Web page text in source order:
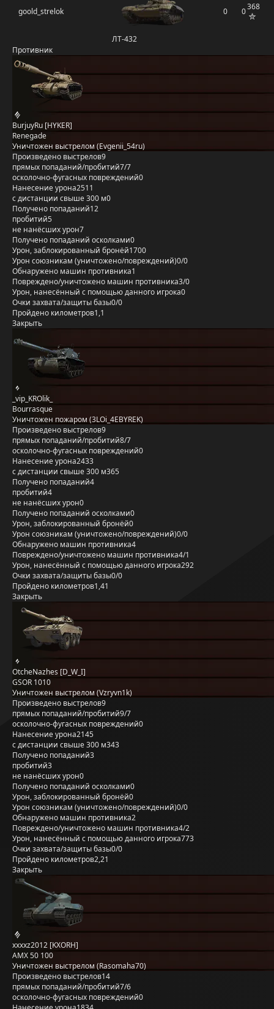
goold_strelok
ЛТ-432
0 0368
Противник
BurjuyRu [HYKER]
Renegade
Уничтожен выстрелом (Evgenii_54ru)
Произведено выстрелов9
прямых попаданий/пробитий7/7
осколочно-фугасных повреждений0
Нанесение урона2511
с дистанции свыше 300 м0
Получено попаданий12
пробитий5
не нанёсших урон7
Получено попаданий осколками0
Урон, заблокированный бронёй1700
Урон союзникам (уничтожено/повреждений)0/0
Обнаружено машин противника1
Повреждено/уничтожено машин противника3/0
Урон, нанесённый с помощью данного игрока0
Очки захвата/защиты базы0/0
Пройдено километров1,1
Закрыть
_vip_KROlik_
Bourrasque
Уничтожен пожаром (3LOi_4EBYREK)
Произведено выстрелов9
прямых попаданий/пробитий8/7
осколочно-фугасных повреждений0
Нанесение урона2433
с дистанции свыше 300 м365
Получено попаданий4
пробитий4
не нанёсших урон0
Получено попаданий осколками0
Урон, заблокированный бронёй0
Урон союзникам (уничтожено/повреждений)0/0
Обнаружено машин противника4
Повреждено/уничтожено машин противника4/1
Урон, нанесённый с помощью данного игрока292
Очки захвата/защиты базы0/0
Пройдено километров1,41
Закрыть
OtcheNazhes [D_W_I]
GSOR 1010
Уничтожен выстрелом (Vzryvn1k)
Произведено выстрелов9
прямых попаданий/пробитий9/7
осколочно-фугасных повреждений0
Нанесение урона2145
с дистанции свыше 300 м343
Получено попаданий3
пробитий3
не нанёсших урон0
Получено попаданий осколками0
Урон, заблокированный бронёй0
Урон союзникам (уничтожено/повреждений)0/0
Обнаружено машин противника2
Повреждено/уничтожено машин противника4/2
Урон, нанесённый с помощью данного игрока773
Очки захвата/защиты базы0/0
Пройдено километров2,21
Закрыть
xxxxz2012 [KXORH]
AMX 50 100
Уничтожен выстрелом (Rasomaha70)
Произведено выстрелов14
прямых попаданий/пробитий7/6
осколочно-фугасных повреждений0